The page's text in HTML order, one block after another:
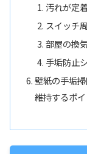
汚れが定
スイッチ
部屋の換
手垢防止
壁紙の手垢
維持するポ